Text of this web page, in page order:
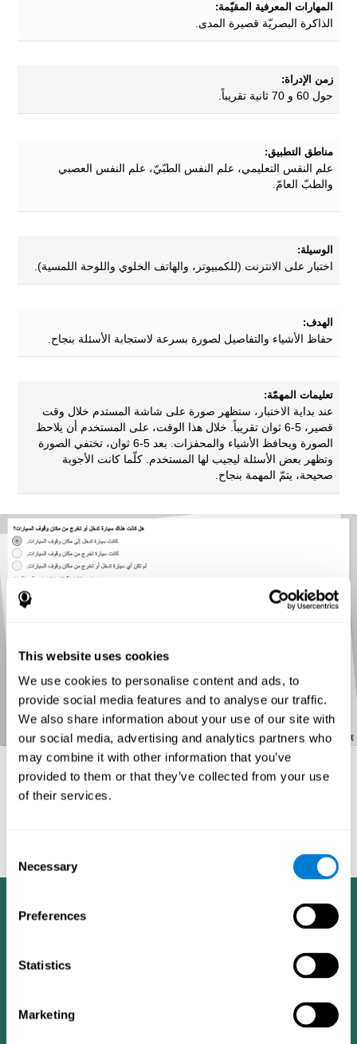
This website uses cookies
We use cookies to personalise content and ads, to
provide social media features and to analyse our traffic.
We also share information about your use of our site with
our social media, advertising and analytics partners who
may combine it with other information that you’ve
provided to them or that they’ve collected from your use
of their services.
Selection
Necessary
Preferences
Statistics
Marketing
المهارات المعرفية المقيّمة:
الذاكرة البصريّة قصيرة المدى.
زمن الإدراة:
حول 60 و 70 ثانية تقريباً.
مناطق التطبيق:
علم النقس التعليمي، علم النفس الطبّيّ، علم النفس العصبي
والطبّ العامّ.
الوسيلة:
اختبار على الانترنت (للكمبيوتر، والهاتف الخلوي واللوحة اللمسية).
الهدف:
حفاظ الأشياء والتفاصيل لصورة بسرعة لاستجابة الأسئلة بنجاح.
تعليمات المهمّة:
عند بداية الاختبار، ستظهر صورة على شاشة المستدم خلال وقت
قصير، 5-6 ثوان تقريباً. خلال هذا الوقت، على المستخدم أن يلاحظ
الصورة ويحافظ الأشياء والمحفزات. بعد 5-6 ثوان، تختفي الصورة
وتظهر بعض الأسئلة ليجيب لها المستخدم. كلّما كانت الأجوبة
صحيحة، يتمّ المهمة بنجاح.
North Tonawanda, NY: Multi-Health Systems.